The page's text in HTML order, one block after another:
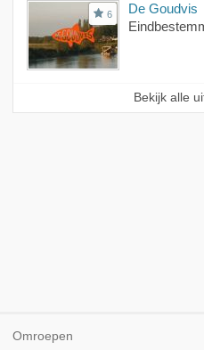
6
De Goudvis
Bekijk alle
Omroepen